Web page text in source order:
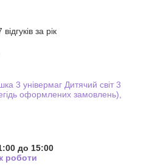
за рік
3 універмаг Дитячий світ 3
оформлених замовлень),
до 15:00
роботи